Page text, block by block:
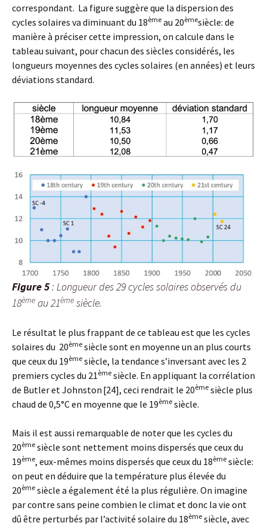
correspondant. La figure suggère que la dispersion des
cycles solaires va diminuant du 18ème au 20èmesiècle: de
manière à préciser cette impression, on calcule dans le
tableau suivant, pour chacun des siècles considérés, les
longueurs moyennes des cycles solaires (en années) et leurs
déviations standard.
Figure 5: Longueur des 29 cycles solaires observés du
18ème au 21ème siècle.
Le résultat le plus frappant de ce tableau est que les cycles
solaires du 20ème siècle sont en moyenne un an plus courts
que ceux du 19ème siècle, la tendance s’inversant avec les 2
premiers cycles du 21ème siècle. En appliquant la corrélation
de Butler et Johnston [24], ceci rendrait le 20ème siècle plus
chaud de 0,5°C en moyenne que le 19ème siècle.
Mais il est aussi remarquable de noter que les cycles du
20ème siècle sont nettement moins dispersés que ceux du
19ème, eux-mêmes moins dispersés que ceux du 18ème siècle:
on peut en déduire que la température plus élevée du
20ème siècle a également été la plus régulière. On imagine
par contre sans peine combien le climat et donc la vie ont
dû être perturbés par l’activité solaire du 18ème siècle, avec